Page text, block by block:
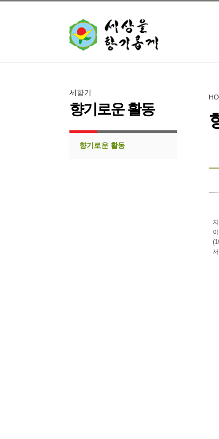
세향기
향기로운 활동
향기로운 활동